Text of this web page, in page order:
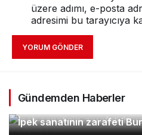
üzere adımı, e-posta
adresimi bu tarayıcıya
YORUM GÖNDER
Gündemden Haberler
İpek sanatının zarafeti
Orhaneli’nin turizm